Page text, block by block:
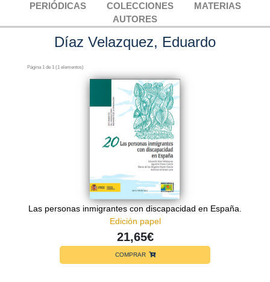
PERIÓDICAS
COLECCIONES
MATERIAS
AUTORES
Díaz Velazquez, Eduardo
Página 1 de 1 (1 elementos)
Las personas inmigrantes con discapacidad en España.
Edición papel
21,65€
COMPRAR